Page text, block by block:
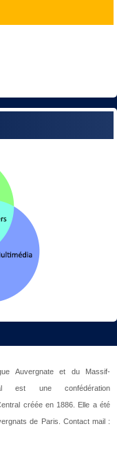
Auvergnate et du Massif-
est une confédération
créée en 1886. Elle a été
de Paris. Contact mail :